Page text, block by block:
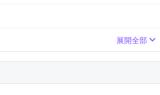
展開全部